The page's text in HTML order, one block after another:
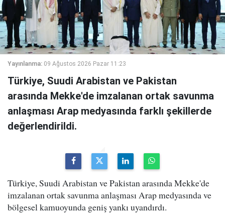
Yayınlanma: 09 Ağustos 2026 Pazar 11:23
Türkiye, Suudi Arabistan ve Pakistan
arasında Mekke'de imzalanan ortak savunma
anlaşması Arap medyasında farklı şekillerde
değerlendirildi.
Türkiye, Suudi Arabistan ve Pakistan arasında Mekke'de
imzalanan ortak savunma anlaşması Arap medyasında ve
bölgesel kamuoyunda geniş yankı uyandırdı.